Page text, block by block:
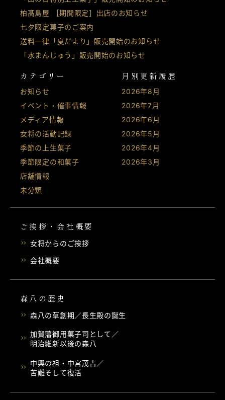
柏髙島屋 ［期間限定］出店のお知らせ
七夕限定菓子のご案内
送料一律「夏だより」販売開始のお知らせ
「水まんじゅう」販売開始のお知らせ
カテゴリー
お知らせ
イベント・催事情報
メディア情報
女将の活動記録
季節の上生菓子
季節限定の和菓子
店舗情報
未分類
月別更新履歴
2026年8月
2026年7月
2026年6月
2026年5月
2026年4月
2026年3月
ご挨拶・会社概要
女将からのご挨拶
会社概要
森八の歴史
森八の草創期／長生殿の誕生
加賀藩御用菓子司として／
明治維新以後の森八
中興の祖・中宮茂吉／
苦難そして復活